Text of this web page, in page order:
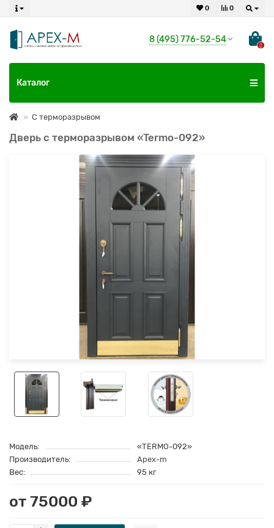
0
0
8 (495) 776-52-54
0
Каталог
С терморазрывом
Дверь с терморазрывом «Termo-092»
Модель:
«TERMO-092»
Производитель:
Apex-m
Вес:
95 кг
от 75000 ₽